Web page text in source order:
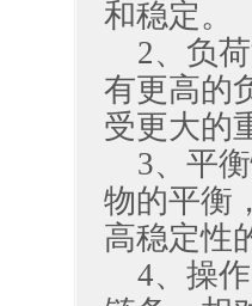
和稳定。
2、负
有更高的
受更大的
3、平
物的平衡
高稳定性
4、操